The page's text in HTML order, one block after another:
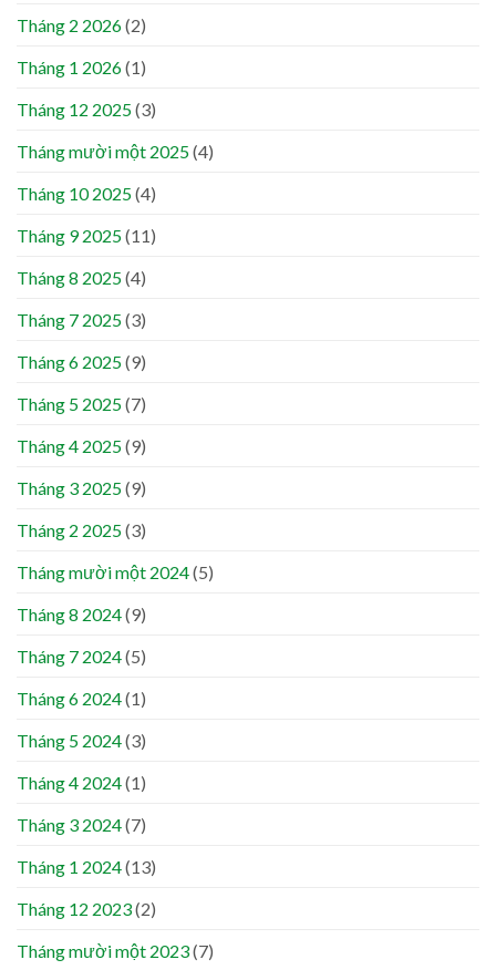
Tháng 2 2026(2)
Tháng 1 2026(1)
Tháng 12 2025(3)
Tháng mười một 2025(4)
Tháng 10 2025(4)
Tháng 9 2025(11)
Tháng 8 2025(4)
Tháng 7 2025(3)
Tháng 6 2025(9)
Tháng 5 2025(7)
Tháng 4 2025(9)
Tháng 3 2025(9)
Tháng 2 2025(3)
Tháng mười một 2024(5)
Tháng 8 2024(9)
Tháng 7 2024(5)
Tháng 6 2024(1)
Tháng 5 2024(3)
Tháng 4 2024(1)
Tháng 3 2024(7)
Tháng 1 2024(13)
Tháng 12 2023(2)
Tháng mười một 2023(7)